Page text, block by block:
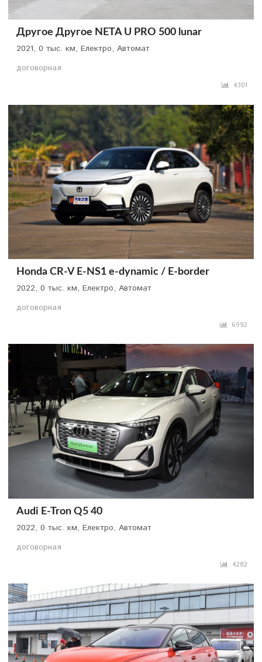
Другое Другое NETA U PRO 500 lunar
2021, 0 тыс. км, Електро, Автомат
договорная
4301
Honda CR-V E-NS1 e-dynamic / E-border
2022, 0 тыс. км, Електро, Автомат
договорная
6992
Audi E-Tron Q5 40
2022, 0 тыс. км, Електро, Автомат
договорная
4282